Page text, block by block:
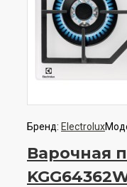
Бренд: Electrolux
Варочная